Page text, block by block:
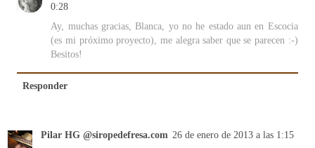
0:28
Ay, muchas gracias, Blanca, yo no he estado aun en Escocia
(es mi próximo proyecto), me alegra saber que se parecen :-)
Besitos!
Responder
Pilar HG @siropedefresa.com 26 de enero de 2013 a las 1:15